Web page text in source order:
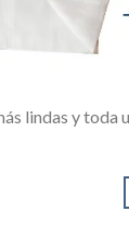
lindas y